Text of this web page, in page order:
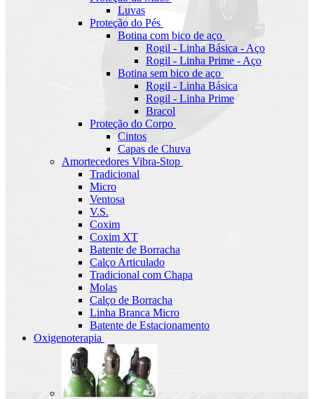
Luvas
Proteção do Pés
Botina com bico de aço
Rogil - Linha Básica - Aço
Rogil - Linha Prime - Aço
Botina sem bico de aço
Rogil - Linha Básica
Rogil - Linha Prime
Bracol
Proteção do Corpo
Cintos
Capas de Chuva
Amortecedores Vibra-Stop
Tradicional
Micro
Ventosa
V.S.
Coxim
Coxim XT
Batente de Borracha
Calço Articulado
Tradicional com Chapa
Molas
Calço de Borracha
Linha Branca Micro
Batente de Estacionamento
Oxigenoterapia